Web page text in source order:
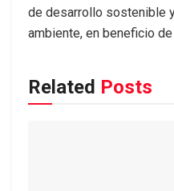
de desarrollo sostenible
ambiente, en beneficio
Related Posts